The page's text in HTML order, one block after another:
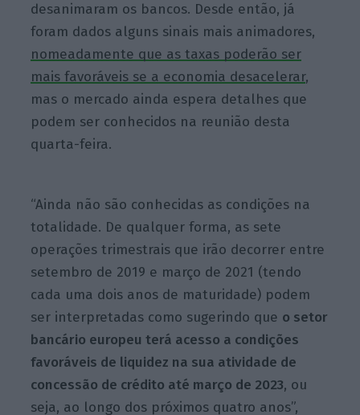
desanimaram os bancos. Desde então, já
foram dados alguns sinais mais animadores,
nomeadamente que as taxas poderão ser
mais favoráveis se a economia desacelerar,
mas o mercado ainda espera detalhes que
podem ser conhecidos na reunião desta
quarta-feira.
“Ainda não são conhecidas as condições na
totalidade. De qualquer forma, as sete
operações trimestrais que irão decorrer entre
setembro de 2019 e março de 2021 (tendo
cada uma dois anos de maturidade) podem
ser interpretadas como sugerindo que o setor
bancário europeu terá acesso a condições
favoráveis de liquidez na sua atividade de
concessão de crédito até março de 2023, ou
seja, ao longo dos próximos quatro anos”,